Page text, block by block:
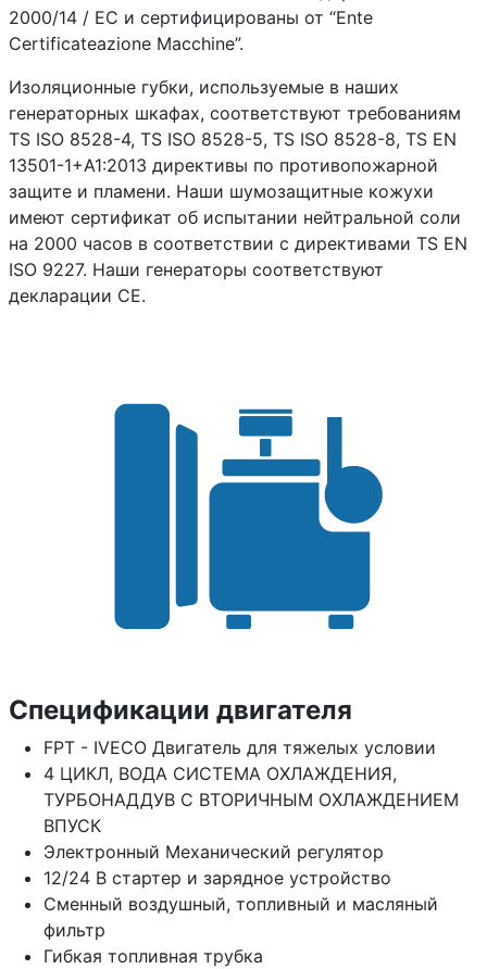
2000/14 / EC и сертифицированы от “Ente
Certificateazione Macchine”.
Изоляционные губки, используемые в наших
генераторных шкафах, соответствуют требованиям
TS ISO 8528-4, TS ISO 8528-5, TS ISO 8528-8, TS EN
13501-1+A1:2013 директивы по противопожарной
защите и пламени. Наши шумозащитные кожухи
имеют сертификат об испытании нейтральной соли
на 2000 часов в соответствии с директивами TS EN
ISO 9227. Наши генераторы соответствуют
декларации CE.
Спецификации двигателя
FPT - IVECO Двигатель для тяжелых условии
4 ЦИКЛ, ВОДА СИСТЕМА ОХЛАЖДЕНИЯ,
ТУРБОНАДДУВ С ВТОРИЧНЫМ ОХЛАЖДЕНИЕМ
ВПУСК
Электронный Механический регулятор
12/24 В стартер и зарядное устройство
Сменный воздушный, топливный и масляный
фильтр
Гибкая топливная трубка